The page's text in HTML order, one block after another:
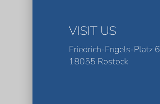
VISIT US
Friedrich-Engels-Platz 6
18055 Rostock